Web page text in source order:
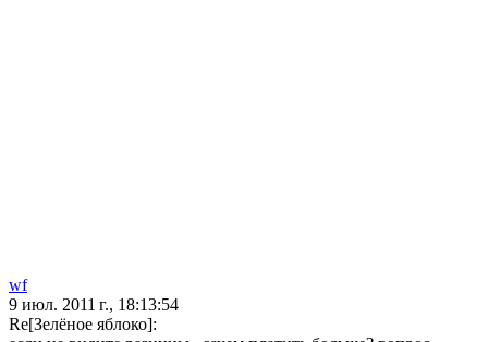
wf
9 июл. 2011 г., 18:13:54
Re[Зелёное яблоко]: